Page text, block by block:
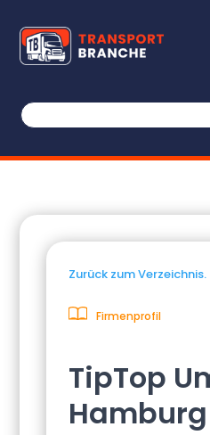
Zurück zum Verzeichnis.
Firmenprofil
TipTop
Hamburg